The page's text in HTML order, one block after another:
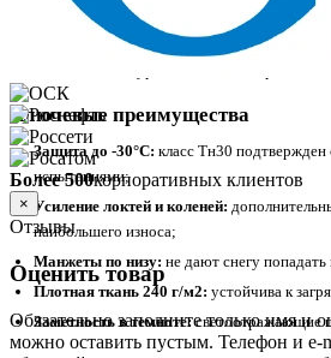
Назначение и сферы применения
Работа в сильные морозы на открытом
Ключевые преимущества
Защита до -30°С: класс Тн30
испытаниями;
Усиление локтей и коленей:
наибольшего износа;
Манжеты по низу: не дают снегу
Плотная ткань 240 г/м2: устойчива к
Заметность в темноте:светоотражающие
Более 500корпоративных клиентов
×
Отзывы
Оценить товар
Обязательно заполните только имя и
можно оставить пустым. Телефон и e-